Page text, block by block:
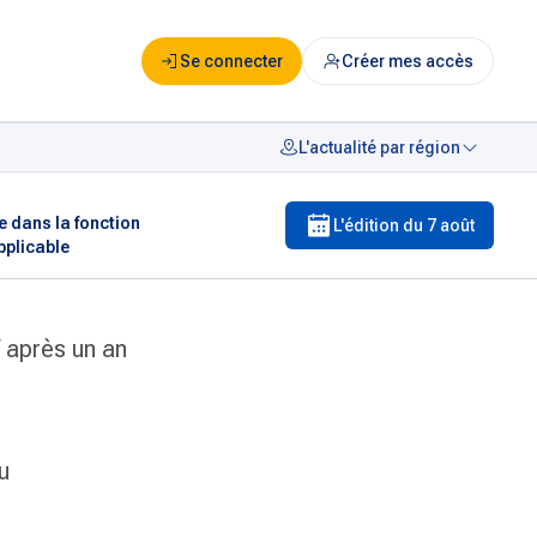
Se connecter Créer mes accès
L'actualité par région
dans la fonction
L'édition du 7 août
un an